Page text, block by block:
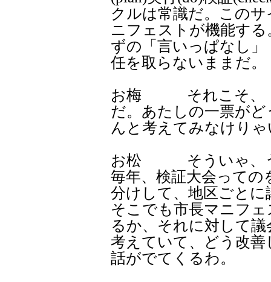
クルは常識だ。この
ニフェストが機能す
ずの「言いっぱなし
任を取らないままだ。
お梅 それこそ、「
だ。あたしの一票が
んと考えてみなけり
お松 そういゃ、う
毎年、検証大会って
分けして、地区ごと
そこでも市長マニフ
るか、それに対して
考えていて、どう改
話がでてくるわ。